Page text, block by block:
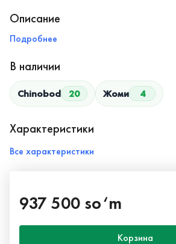
Описание
Подробнее
В наличии
Chinobod 20 Жоми 4
Характеристики
Все характеристики
937 500 so‘m
Корзина